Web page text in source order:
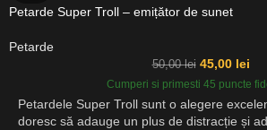
Petarde Super Troll – emițător de sunet
Petarde
50,00lei 45,00 lei
Cumperi si primesti 45 puncte
Petardele Super Troll sunt o alegere
doresc să adauge un plus de distracție și